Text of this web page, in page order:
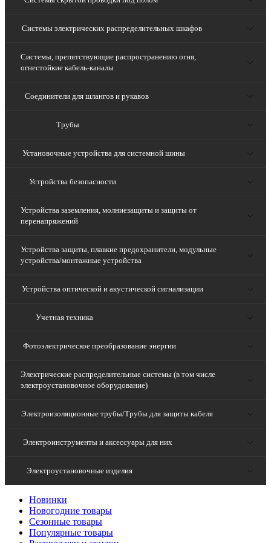
Системы электрических распределительных шкафов
Системы, препятствующие распространению огня,
огнестойкие кабель-каналы
Соединители для шлангов и рукавов
Трубы
Установочные устройства для системной шины
Устройства безопасности
Устройства заземления, молниезащиты и защиты от
перенапряжений
Устройства защиты, плавкие предохранители, модульные
устройства/монтажные устройства
Устройства оптической и акустической сигнализации
Учетная техника
Фотоэлектрическое преобразование энергии
Электрические распределительные системы (в том числе
электроустановочное оборудование)
Электроизоляционные трубы/Трубы для защиты кабеля
Электроинструменты и аксессуары для них
Электроустановочные изделия
Новинки
Новогодние товары
Сезонные товары
Популярные товары